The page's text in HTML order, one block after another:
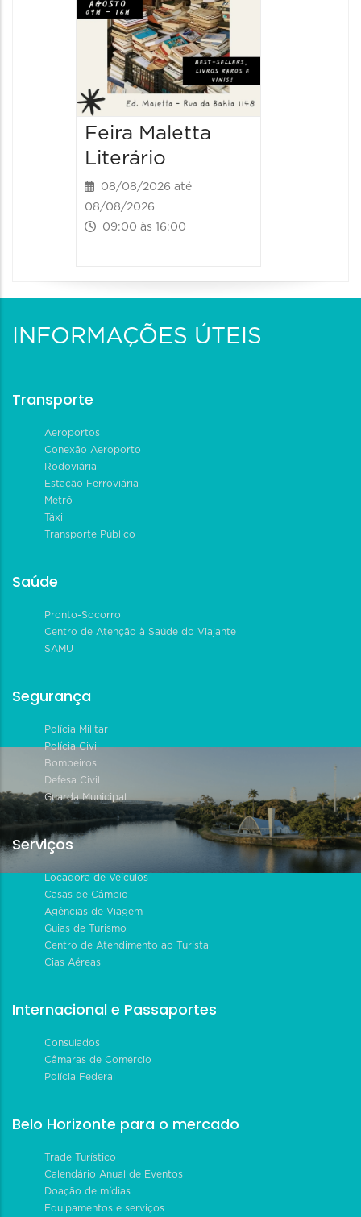
Feira Maletta
Literário
08/08/2026 até
08/08/2026
09:00 às 16:00
INFORMAÇÕES ÚTEIS
Transporte
Aeroportos
Conexão Aeroporto
Rodoviária
Estação Ferroviária
Metrô
Táxi
Transporte Público
Saúde
Pronto-Socorro
Centro de Atenção à Saúde do Viajante
SAMU
Segurança
Polícia Militar
Polícia Civil
Bombeiros
Defesa Civil
Guarda Municipal
Serviços
Locadora de Veículos
Casas de Câmbio
Agências de Viagem
Guias de Turismo
Centro de Atendimento ao Turista
Cias Aéreas
Internacional e Passaportes
Consulados
Câmaras de Comércio
Polícia Federal
Belo Horizonte para o mercado
Trade Turístico
Calendário Anual de Eventos
Doação de mídias
Equipamentos e serviços